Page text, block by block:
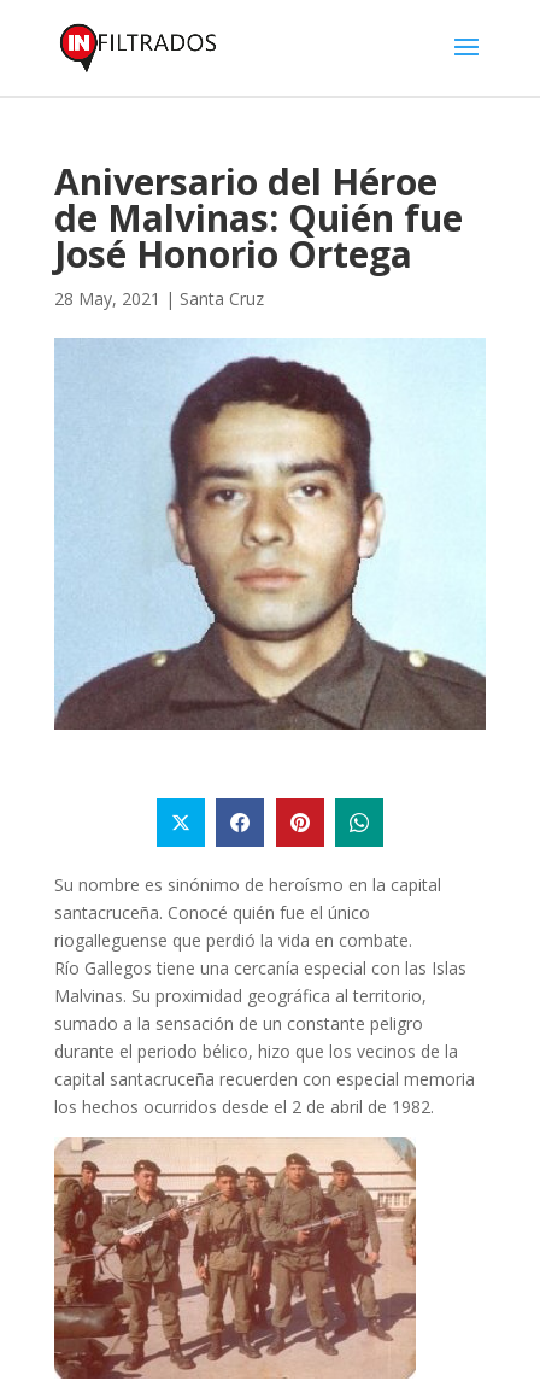
Aniversario del Héroe
de Malvinas: Quién fue
José Honorio Ortega
28 May, 2021 | Santa Cruz
Su nombre es sinónimo de heroísmo en la capital
santacruceña. Conocé quién fue el único
riogalleguense que perdió la vida en combate.
Río Gallegos tiene una cercanía especial con las Islas
Malvinas. Su proximidad geográfica al territorio,
sumado a la sensación de un constante peligro
durante el periodo bélico, hizo que los vecinos de la
capital santacruceña recuerden con especial memoria
los hechos ocurridos desde el 2 de abril de 1982.